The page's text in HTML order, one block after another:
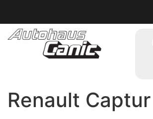
Renault Captur